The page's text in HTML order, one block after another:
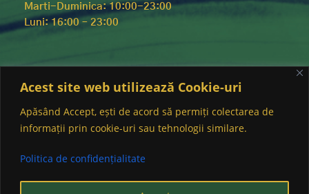
Acest site web utilizează Cookie-uri
Apăsând Accept, ești de acord să permiți colectarea de
informații prin cookie-uri sau tehnologii similare.
Politica de confidențialitate
Marti-Duminica: 10:00-23:00
Luni: 16:00 – 23:00
Contact
0733.047.333